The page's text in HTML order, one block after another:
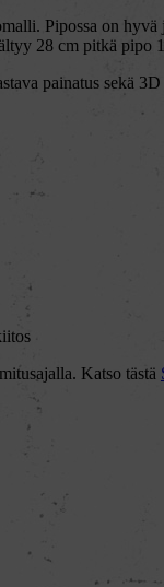
Pipossa on
28 cm pitkä
painatus sekä
Katso tästä